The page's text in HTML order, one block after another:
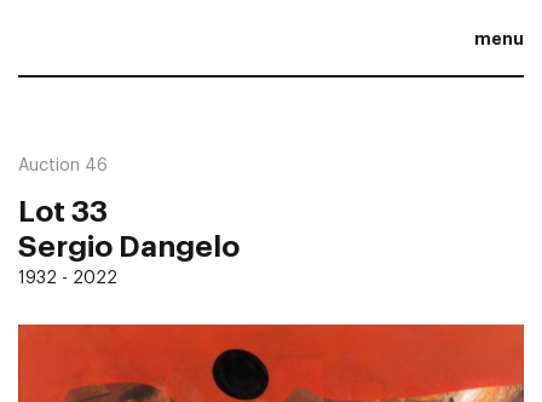
menu
Auction 46
Lot 33
Sergio Dangelo
1932 - 2022